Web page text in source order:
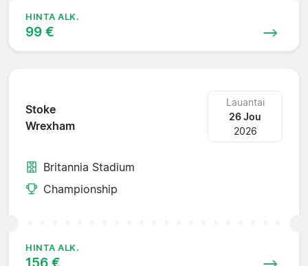
HINTA ALK.
99 €
Stoke
Wrexham
Lauantai
26 Jou
2026
Britannia Stadium
Championship
HINTA ALK.
156 €